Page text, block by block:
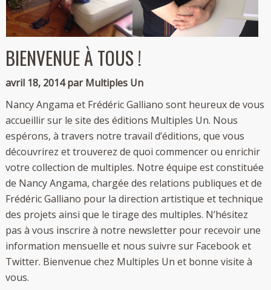
BIENVENUE À TOUS !
avril 18, 2014 par Multiples Un
Nancy Angama et Frédéric Galliano sont heureux de vous
accueillir sur le site des éditions Multiples Un. Nous
espérons, à travers notre travail d’éditions, que vous
découvrirez et trouverez de quoi commencer ou enrichir
votre collection de multiples. Notre équipe est constituée
de Nancy Angama, chargée des relations publiques et de
Frédéric Galliano pour la direction artistique et technique
des projets ainsi que le tirage des multiples. N’hésitez
pas à vous inscrire à notre newsletter pour recevoir une
information mensuelle et nous suivre sur Facebooket
Twitter. Bienvenue chez Multiples Un et bonne visite à
vous.